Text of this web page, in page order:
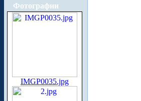
Фотографии
IMGP0035.jpg